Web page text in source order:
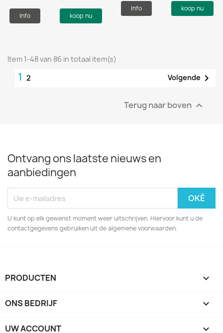
Info koop nu
Info koop nu
Item 1-48 van 86 in totaal item(s)
1 2 Volgende 
Terug naar boven 
Ontvang ons laatste nieuws en
aanbiedingen
U kunt op elk gewenst moment weer uitschrijven. Hiervoor kunt u de
contactgegevens gebruiken uit de algemene voorwaarden.
PRODUCTEN 
ONS BEDRIJF 
UW ACCOUNT 